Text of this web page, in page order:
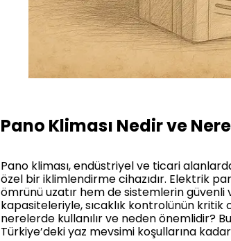
Pano Kliması Nedir ve
Pano kliması, endüstriyel ve ticari
özel bir iklimlendirme cihazıdır. Elektrik
ömrünü uzatır hem de sistemlerin güvenli
kapasiteleriyle, sıcaklık kontrolünün
nerelerde kullanılır ve neden önemlidir?
Türkiye’deki yaz mevsimi koşullarına